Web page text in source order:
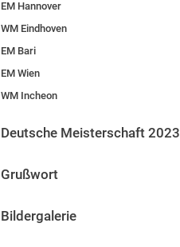
EM Hannover
WM Eindhoven
EM Bari
EM Wien
WM Incheon
Deutsche Meisterschaft 2023
Grußwort
Bildergalerie